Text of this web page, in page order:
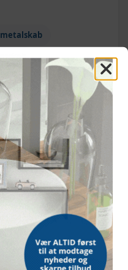
metalskab
90 cm
stk
2.827,-
2.499,-
cm - 1 stk
2.999,-
2.699,-
x 140 cm - 1
2.999,-